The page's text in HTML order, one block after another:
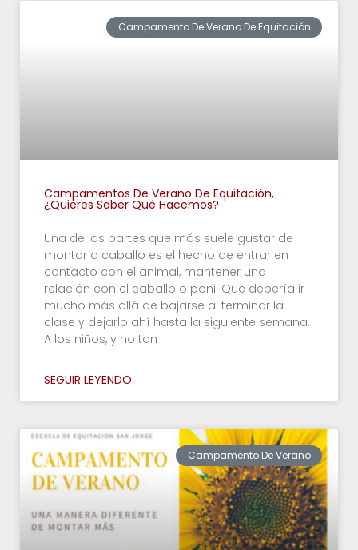
Campamento De Verano De Equitación
Campamentos De Verano De Equitación,
¿quieres Saber Qué Hacemos?
Una de las partes que más suele gustar de
montar a caballo es el hecho de entrar en
contacto con el animal, mantener una
relación con el caballo o poni. Que debería ir
mucho más allá de bajarse al terminar la
clase y dejarlo ahí hasta la siguiente semana.
A los niños, y no tan
SEGUIR LEYENDO
Campamento De Verano